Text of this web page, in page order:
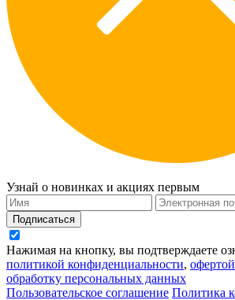
Узнай о новинках и акциях первым
Подписаться
Нажимая на кнопку, вы подтверждаете
политикой конфиденциальности, офертой
обработку персональных данных
Пользовательское соглашение Политика